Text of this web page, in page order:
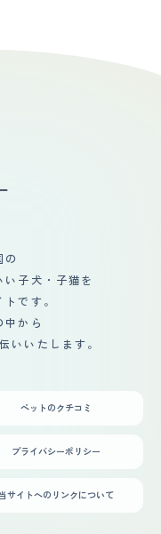
を見計らって行って
シだと比較的嫌が
ています。 毎回の
のは生後6か月ごろ
4㎏程度）、 おなか
には出てこれてお
格にびっくりして店
まりました。 お家
、おなかを壊してい
っていくべき状況か
安定するかと、初
長してくれたと思い
想像以上だったた
隔離しました。 ま
で床に物を置いて
ません。 また、朝
は庭や公園で走り回
います。 シャンプ
す。シャンプーは
シングはスリッカー
け毛はとても多
。 カットはほとん
フォレストキャット
トキャット専門のブ
、写真で見たときか
第一印象は、とても
。 ・迎え入
の不安だったこと
ットの毛の手入れが
ャンフォレストキャ
変化は、少なかっ
いたパートナーで
の
子犬・子猫を
です。
中から
いいたします。
ペットのクチコミ
プライバシーポリシー
サイトへのリンクについて